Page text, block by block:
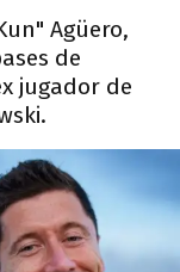
Agüero,
de
jugador de